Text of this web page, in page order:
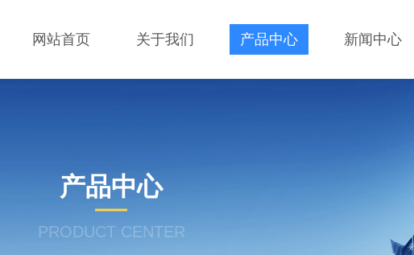
网站首页 关于我们 产品中心 新闻中心
产品中心
PRODUCT CENTER